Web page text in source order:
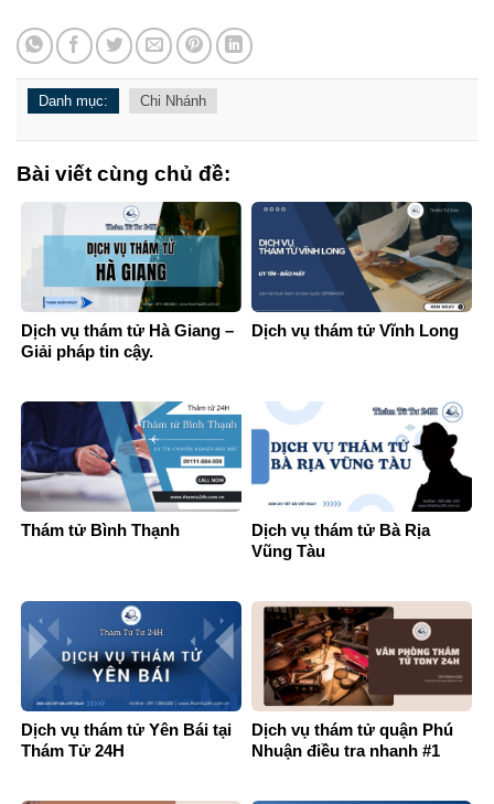
Danh mục: Chi Nhánh
Bài viết cùng chủ đề:
Dịch vụ thám tử Hà Giang –
Giải pháp tin cậy.
Dịch vụ thám tử Vĩnh Long
Thám tử Bình Thạnh
Dịch vụ thám tử Bà Rịa
Vũng Tàu
Dịch vụ thám tử Yên Bái tại
Thám Tử 24H
Dịch vụ thám tử quận Phú
Nhuận điều tra nhanh #1